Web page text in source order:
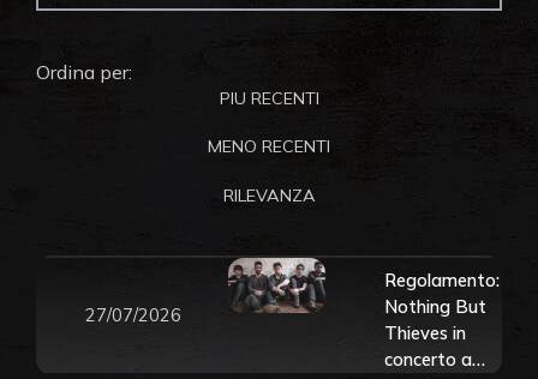
Ordina per:
PIU RECENTI
MENO RECENTI
RILEVANZA
27/07/2026
Regolamento:
Nothing But
Thieves in
concerto a